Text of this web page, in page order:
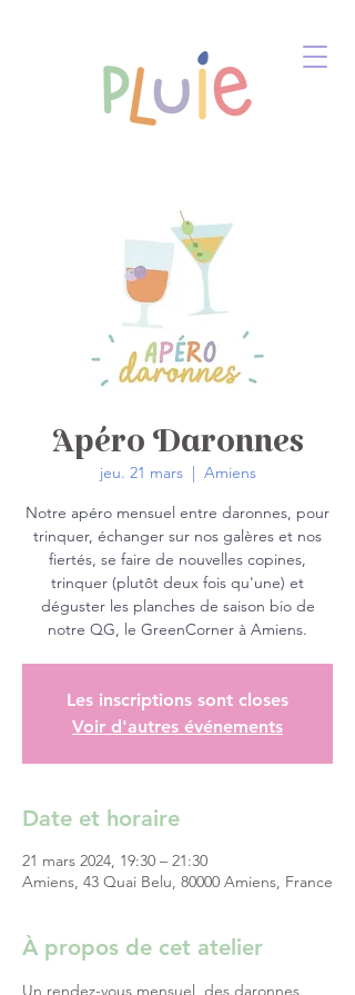
Apéro Daronnes
jeu. 21 mars
  |
Amiens
Notre apéro mensuel entre daronnes, pour
trinquer, échanger sur nos galères et nos
fiertés, se faire de nouvelles copines,
trinquer (plutôt deux fois qu'une) et
déguster les planches de saison bio de
notre QG, le GreenCorner à Amiens.
Les inscriptions sont closes
Voir d'autres événements
Date et horaire
21 mars 2024, 19:30 – 21:30
Amiens, 43 Quai Belu, 80000 Amiens, France
À propos de cet atelier
Un rendez-vous mensuel, des daronnes,